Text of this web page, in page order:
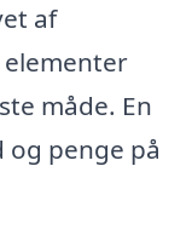
af
elementer
måde. En
penge på